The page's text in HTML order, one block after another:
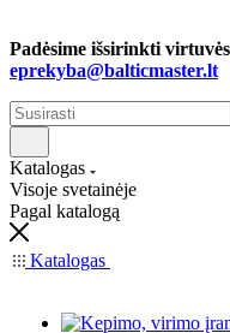
Padėsime išsirinkti
eprekyba@balticmaster.lt
Katalogas
Visoje svetainėje
Pagal katalogą
Katalogas